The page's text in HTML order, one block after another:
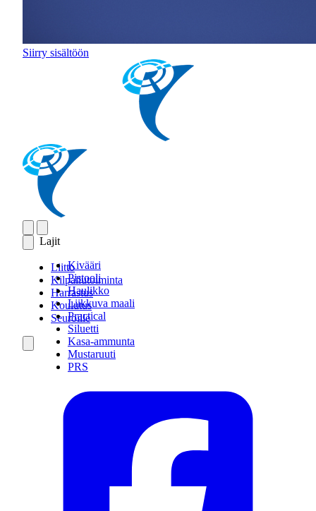
Siirry sisältöön
Lajit
Kivääri
Pistooli
Haulikko
Liikkuva maali
Practical
Siluetti
Kasa-ammunta
Mustaruuti
PRS
Liitto
Kilpailutoiminta
Harrastus
Koulutus
Seuroille